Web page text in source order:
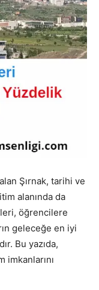
Şırnak, tarihi ve
alanında da
öğrencilere
geleceğe en iyi
Bu yazıda,
imkanlarını